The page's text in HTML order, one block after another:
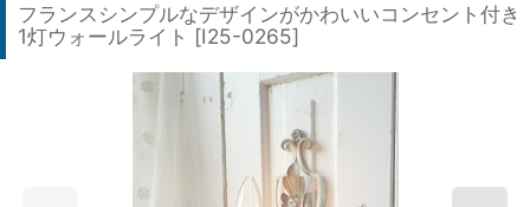
フランスシンプルなデザインがかわいいコンセント付き
1灯ウォールライト [I25-0265]